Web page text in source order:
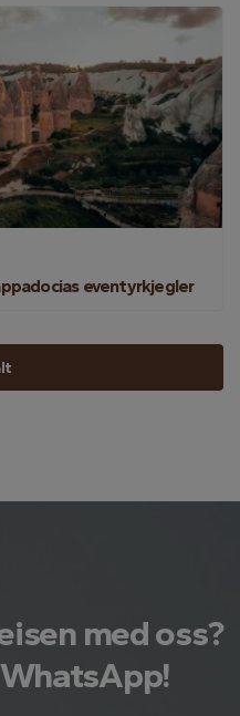
eventyrkjegler
med oss?